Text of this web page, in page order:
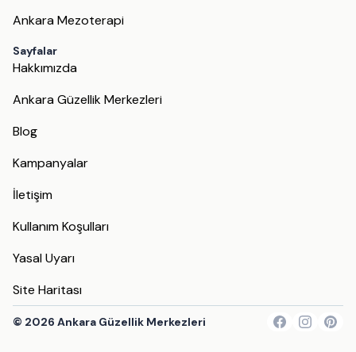
Ankara Mezoterapi
Sayfalar
Hakkımızda
Ankara Güzellik Merkezleri
Blog
Kampanyalar
İletişim
Kullanım Koşulları
Yasal Uyarı
Site Haritası
© 2026 Ankara Güzellik Merkezleri